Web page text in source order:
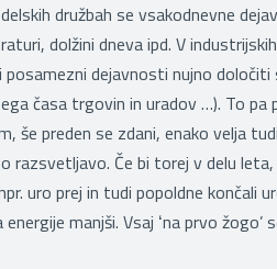
družbah se vsakodnevne
dolžini dneva ipd. V
posamezni dejavnosti nujno določiti
časa trgovin in uradov …). To pa
še preden se zdani, enako velja
razsvetljavo. Če bi torej v delu
uro prej in tudi popoldne končali
energije manjši. Vsaj ʻna prvo žogo’